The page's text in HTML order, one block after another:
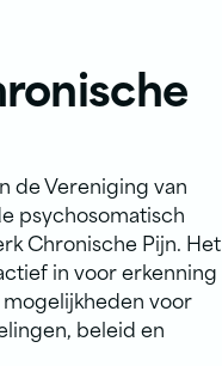
de Vereniging van
psychosomatisch
Chronische Pijn. Het
in voor erkenning
voor
beleid en